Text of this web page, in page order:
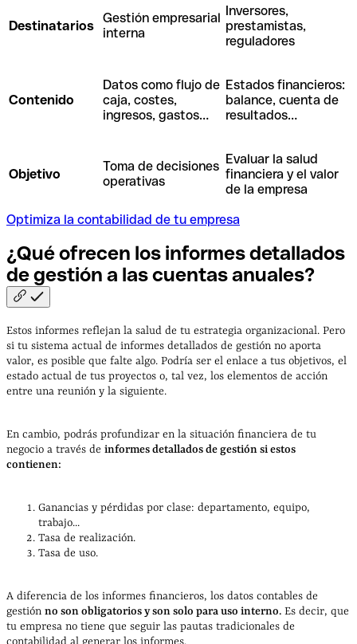
Destinatarios
Gestión empresarial
interna
Inversores,
prestamistas,
reguladores
Contenido
Datos como flujo de
caja, costes,
ingresos, gastos…
Estados financieros:
balance, cuenta de
resultados…
Objetivo
Toma de decisiones
operativas
Evaluar la salud
financiera y el valor
de la empresa
Optimiza la contabilidad de tu empresa
¿Qué ofrecen los informes detallados
de gestión a las cuentasanuales?
Estos informes reflejan la salud de tu estrategia organizacional. Pero
si tu sistema actual de informes detallados de gestión no aporta
valor, es posible que falte algo. Podría ser el enlace a tus objetivos, el
estado actual de tus proyectos o, tal vez, los elementos de acción
entre una reunión y la siguiente.
En cambio, podrás profundizar en la situación financiera de tu
negocio a través de informes detallados de gestión si estos
contienen:
Ganancias y pérdidas por clase: departamento, equipo,
trabajo...
Tasa de realización.
Tasa de uso.
A diferencia de los informes financieros, los datos contables de
gestión no son obligatorios y son solo para uso interno. Es decir, que
tu empresa no tiene que seguir las pautas tradicionales de